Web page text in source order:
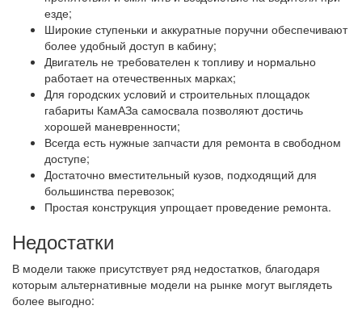
езде;
Широкие ступеньки и аккуратные поручни обеспечивают
более удобный доступ в кабину;
Двигатель не требователен к топливу и нормально
работает на отечественных марках;
Для городских условий и строительных площадок
габариты КамАЗа самосвала позволяют достичь
хорошей маневренности;
Всегда есть нужные запчасти для ремонта в свободном
доступе;
Достаточно вместительный кузов, подходящий для
большинства перевозок;
Простая конструкция упрощает проведение ремонта.
Недостатки
В модели также присутствует ряд недостатков, благодаря
которым альтернативные модели на рынке могут выглядеть
более выгодно: